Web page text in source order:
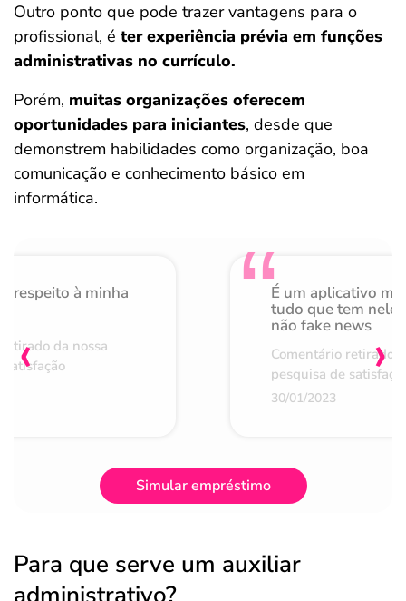
Outro ponto que pode trazer vantagens para o
profissional, é ter experiência prévia em funções
administrativas no currículo.
Porém, muitas organizações oferecem
oportunidades para iniciantes, desde que
demonstrem habilidades como organização, boa
comunicação e conhecimento básico em
informática.​
respeito à minha
da nossa
É um aplicativo
tudo que tem nele
não fake news
Comentário retirado
pesquisa de
30/01/2023
‹ ›
Simular empréstimo
Para que serve um auxiliar